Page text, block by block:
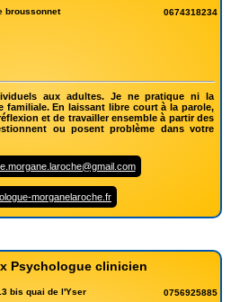
broussonnet
0674318234
aux adultes. Je ne pratique ni la
familiale. En laissant libre court à la parole,
et de travailler ensemble à partir des
ou posent problème dans votre
morganelaroche.fr
Psychologue clinicien
bis quai de l'Yser
0756925885